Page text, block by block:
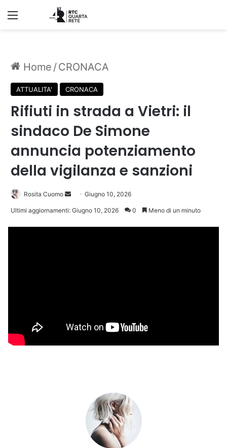
Menu
Home /CRONACA
ATTUALITA' CRONACA
Rifiuti in strada a Vietri: il
sindaco De Simone
annuncia potenziamento
della vigilanza e sanzioni
Rosita Cuomo
Invia Giugno 10, 2026
Ultimi aggiornamenti: Giugno 10, 2026 0 Meno di un minuto